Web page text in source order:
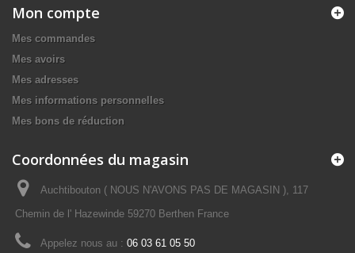
Mon compte
Mes commandes
Mes avoirs
Mes adresses
Mes informations personnelles
Mes bons de réduction
Coordonnées du magasin
Auchtibouton ( NOUS N'AVONS PAS DE MAGASIN ), 117
Chemin de l' Hazewinde 59270 Berthen France
Appelez nous au : 06 03 61 05 50